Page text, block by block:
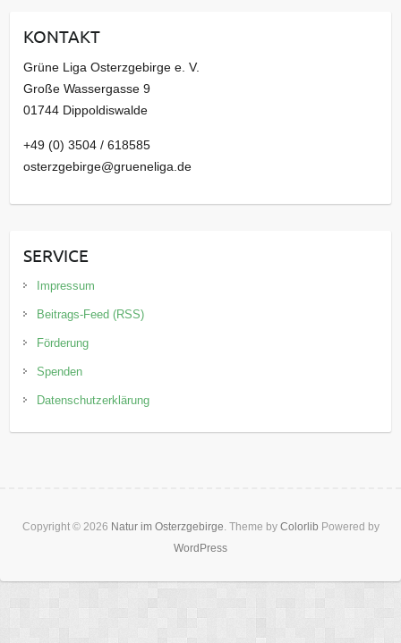
v
KONTAKT
Grüne Liga Osterzgebirge e. V.
Große Wassergasse 9
01744 Dippoldiswalde
+49 (0) 3504 / 618585
osterzgebirge@grueneliga.de
SERVICE
Impressum
Beitrags-Feed (RSS)
Förderung
Spenden
Datenschutzerklärung
Copyright © 2026 Natur im Osterzgebirge. Theme by Colorlib Powered by
WordPress